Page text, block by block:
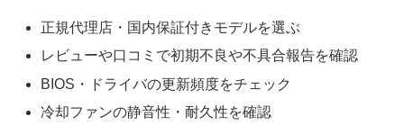
正規代理店・国内保証付きモデルを選ぶ
レビューや口コミで初期不良や不具合報告を確認
BIOS・ドライバの更新頻度をチェック
冷却ファンの静音性・耐久性を確認